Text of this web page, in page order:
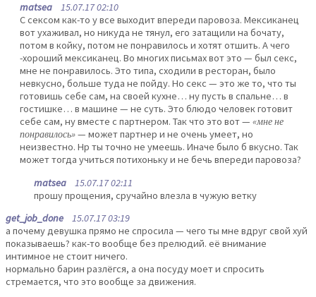
matsea 15.07.17 02:10
С сексом как-то у все выходит впереди паровоза. Мексиканец
вот ухаживал, но никуда не тянул, его затащили на бочату,
потом в койку, потом не понравилось и хотят отшить. А чего
-хороший мексиканец. Во многих письмах вот это — был секс,
мне не понравилось. Это типа, сходили в ресторан, было
невкусно, больше туда не пойду. Но секс — это же то, что ты
готовишь себе сам, на своей кухне… ну пусть в спальне… в
гостишке… в машине — не суть. Это блюдо человек готовит
себе сам, ну вместе с партнером. Так что это вот — «мне не
понравилось»— может партнер и не очень умеет, но
неизвестно. Нр ты точно не умеешь. Иначе было б вкусно. Так
может тогда учиться потихоньку и не бечь впереди паровоза?
matsea 15.07.17 02:11
прошу прощения, сручайно влезла в чужую ветку
get_job_done 15.07.17 03:19
а почему девушка прямо не спросила — чего ты мне вдруг свой хуй
показываешь? как-то вообще без прелюдий. её внимание
интимное не стоит ничего.
нормально барин разлёгся, а она посуду моет и спросить
стремается, что это вообще за движения.